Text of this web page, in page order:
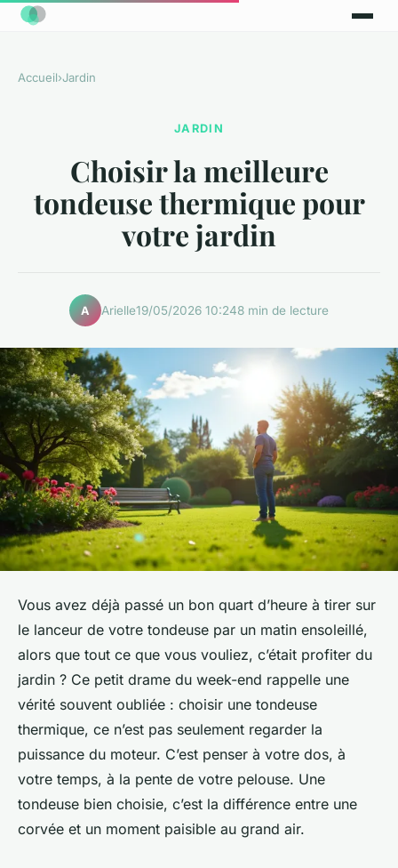
Accueil›Jardin
JARDIN
Choisir la meilleure
tondeuse thermique pour
votre jardin
A Arielle19/05/2026 10:248 min de lecture
Vous avez déjà passé un bon quart d’heure à tirer sur
le lanceur de votre tondeuse par un matin ensoleillé,
alors que tout ce que vous vouliez, c’était profiter du
jardin ? Ce petit drame du week-end rappelle une
vérité souvent oubliée : choisir une tondeuse
thermique, ce n’est pas seulement regarder la
puissance du moteur. C’est penser à votre dos, à
votre temps, à la pente de votre pelouse. Une
tondeuse bien choisie, c’est la différence entre une
corvée et un moment paisible au grand air.